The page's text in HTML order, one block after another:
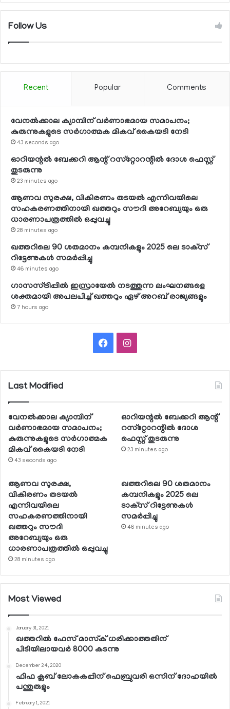
Follow Us
Recent Popular Comments
വേനല്‍ക്കാല ക്യാമ്പിന് വര്‍ണാഭമായ സമാപനം;
കുരുന്നുകളുടെ സര്‍ഗാത്മക മികവ് കൈയടി നേടി
43 seconds ago
ഓറിയന്റല്‍ ബേക്കറി ആന്റ് റസ്‌റ്റോറന്റില്‍ ദോശ ഫെസ്റ്റ്
തുടരുന്നു
23 minutes ago
ആണവ സുരക്ഷ, വികിരണം തടയല്‍ എന്നിവയിലെ
സഹകരണത്തിനായി ഖത്തറും സൗദി അറേബ്യയും ഒരു
ധാരണാപത്രത്തില്‍ ഒപ്പുവച്ചു
28 minutes ago
ഖത്തറിലെ 90 ശതമാനം കമ്പനികളും 2025 ലെ ടാക്‌സ്
റിട്ടേണുകള്‍ സമര്‍പ്പിച്ചു
46 minutes ago
ഗാസസ്ട്രിപ്പില്‍ ഇസ്രായേല്‍ നടത്തുന്ന ലംഘനങ്ങളെ
ശക്തമായി അപലപിച്ച് ഖത്തറും ഏഴ് അറബ് രാജ്യങ്ങളും
7 hours ago
FacebookInstagram
Last Modified
വേനല്‍ക്കാല ക്യാമ്പിന്
വര്‍ണാഭമായ സമാപനം;
കുരുന്നുകളുടെ സര്‍ഗാത്മക
മികവ് കൈയടി നേടി
43 seconds ago
ഓറിയന്റല്‍ ബേക്കറി ആന്റ്
റസ്‌റ്റോറന്റില്‍ ദോശ
ഫെസ്റ്റ് തുടരുന്നു
23 minutes ago
ആണവ സുരക്ഷ,
വികിരണം തടയല്‍
എന്നിവയിലെ
സഹകരണത്തിനായി
ഖത്തറും സൗദി
അറേബ്യയും ഒരു
ധാരണാപത്രത്തില്‍ ഒപ്പുവച്ചു
28 minutes ago
ഖത്തറിലെ 90 ശതമാനം
കമ്പനികളും 2025 ലെ
ടാക്‌സ് റിട്ടേണുകള്‍
സമര്‍പ്പിച്ചു
46 minutes ago
Most Viewed
January 31, 2021
ഖത്തറില്‍ ഫേസ് മാസ്‌ക് ധരിക്കാത്തതിന്
പിടിയിലായവര്‍ 8000 കടന്നു
December 24, 2020
ഫിഫ ക്ലബ് ലോകകപ്പിന് ഫെബ്രുവരി ഒന്നിന് ദോഹയില്‍
പന്തുരുളും
February 1, 2021